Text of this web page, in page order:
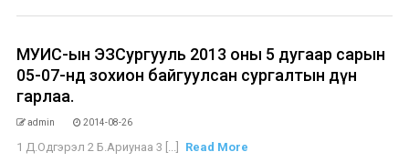
МУИС-ын ЭЗСургууль 2013 оны 5 дугаар сарын
05-07-нд зохион байгуулсан сургалтын дүн
гарлаа.
admin 2014-08-26
1 Д.Одгэрэл 2 Б.Ариунаа 3 [...] Read More